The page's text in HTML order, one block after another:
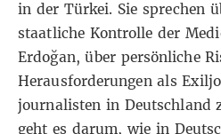
in der Türkei. Sie sprechen
staatliche Kontrolle der
Erdoğan, über persönliche
Herausforderungen als
journalisten in Deutschland
geht es darum, wie in